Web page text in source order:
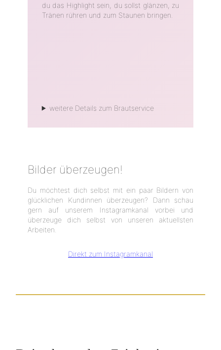
du das Highlight sein, du sollst glänzen, zu
Tränen rühren und zum Staunen bringen.
weitere Details zum Brautservice
Bilder überzeugen!
Du möchtest dich selbst mit ein paar Bildern von
glücklichen Kundinnen überzeugen? Dann schau
gern auf unserem Instagramkanal vorbei und
überzeuge dich selbst von unseren aktuellsten
Arbeiten.
Direkt zum Instagramkanal